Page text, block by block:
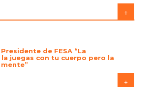
+
de FESA “La
juegas con tu cuerpo pero la
+